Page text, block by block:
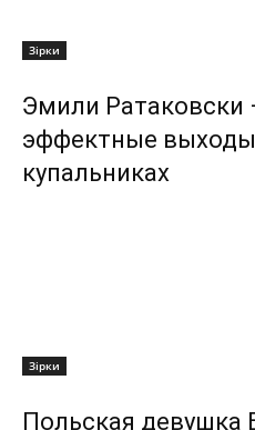
Зірки
Эмили Ратаковски
эффектные
купальниках
Зірки
Польская девушка